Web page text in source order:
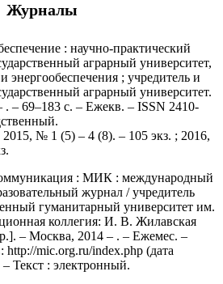
Журналы
: научно-практический
аграрный университет,
энергообеспечения ; учредитель и
аграрный университет.
. – 69–183 с. – Ежекв. – ISSN 2410-
№ 1 (5) – 4 (8). – 105 экз. ; 2016,
: МИК : международный
журнал / учредитель
гуманитарный университет им.
коллегия: И. В. Жилавская
– Москва, 2014 – . – Ежемес. –
mic.org.ru/index.php (дата
Текст : электронный.